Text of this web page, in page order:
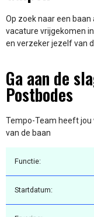
Op zoek naar een baan
vacature vrijgekomen
en verzeker jezelf van
Ga aan de
Postbodes
Tempo-Team heeft jou
van de baan
Functie:
Startdatum: